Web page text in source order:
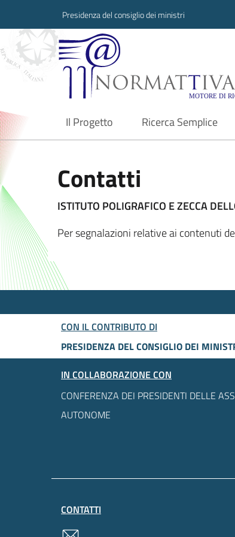
Presidenza del consiglio dei ministri
Normattiva
Il Progetto
current Ricerca Semplice
Contatti
ISTITUTO POLIGRAFICO E ZECCA
Per segnalazioni relative ai contenuti
CON IL CONTRIBUTO DI
PRESIDENZA DEL CONSIGLIO DEI
IN COLLABORAZIONE CON
CONFERENZA DEI PRESIDENTI DELLE
AUTONOME
CONTATTI